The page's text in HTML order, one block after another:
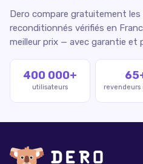
Dero compare gratuitement
reconditionnés vérifiés en
meilleur prix — avec garantie et
400 000+
utilisateurs revendeurs